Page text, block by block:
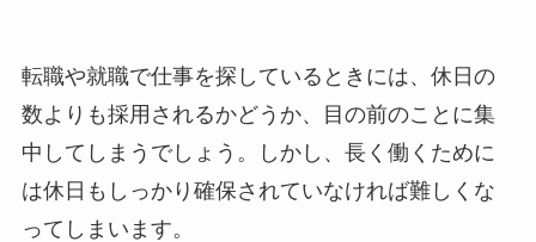
転職や就職で仕事を探しているときには、休日の
数よりも採用されるかどうか、目の前のことに集
中してしまうでしょう。しかし、長く働くために
は休日もしっかり確保されていなければ難しくな
ってしまいます。